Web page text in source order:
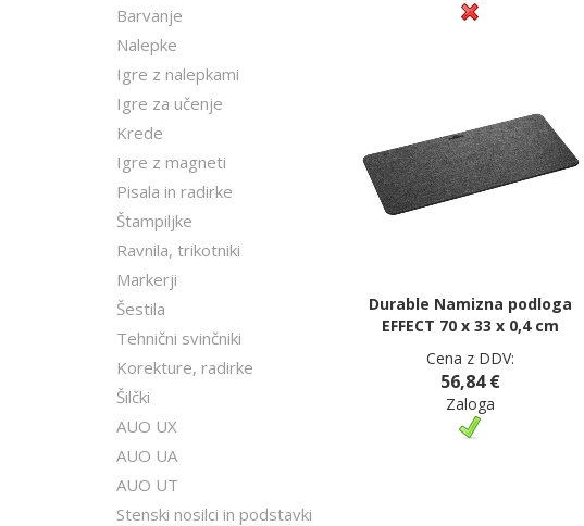
Barvanje
Nalepke
Igre z nalepkami
Igre za učenje
Krede
Igre z magneti
Pisala in radirke
Štampiljke
Ravnila, trikotniki
Markerji
Šestila
Tehnični svinčniki
Korekture, radirke
Šilčki
AUO UX
AUO UA
AUO UT
Stenski nosilci in podstavki
Durable Namizna podloga
EFFECT 70 x 33 x 0,4 cm
Cena z DDV:
56,84 €
Zaloga